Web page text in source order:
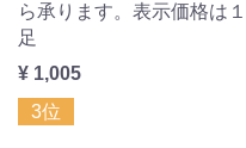
ら承ります。表示価格は１
足
¥ 1,005
3位